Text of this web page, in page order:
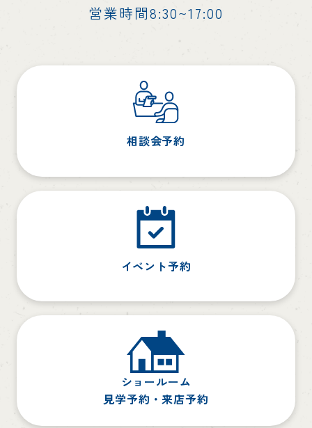
営業時間8:30~17:00
相談会予約
イベント予約
ショールーム
見学予約・来店予約